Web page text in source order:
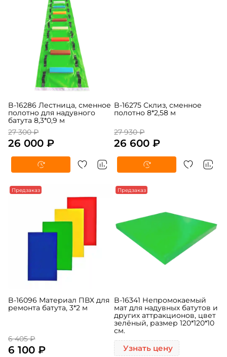
B-16286 Лестница, сменное
полотно для надувного
батута 8,3*0,9 м
27 300 ₽
26 000 ₽
B-16275 Склиз, сменное
полотно 8*2,58 м
27 930 ₽
26 600 ₽
-5% Предзаказ
B-16096 Материал ПВХ для
ремонта батута, 3*2 м
6 405 ₽
6 100 ₽
Предзаказ
B-16341 Непромокаемый
мат для надувных батутов и
других аттракционов, цвет
зелёный, размер 120*120*10
см.
Узнать цену